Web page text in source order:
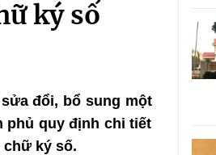
ký số
đổi, bổ sung một
phủ quy định chi tiết
ký số.